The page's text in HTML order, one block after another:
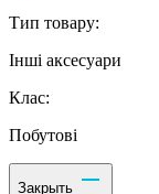
Тип товару:
Інші аксесуари
Клас:
Побутові
Закрыть